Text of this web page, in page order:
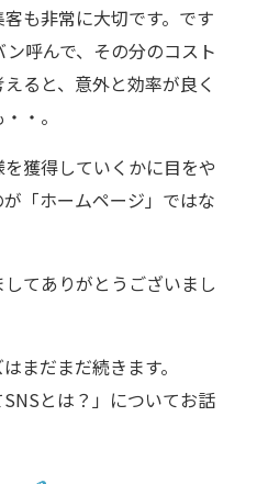
客も非常に大切です。です
呼んで、その分のコスト
ると、意外と効率が良く
・。
獲得していくかに目をや
「ホームページ」ではな
てありがとうございまし
まだまだ続きます。
とは？」についてお話